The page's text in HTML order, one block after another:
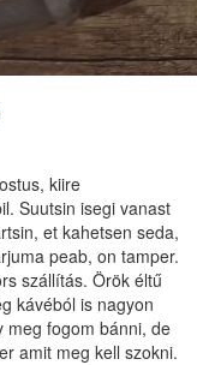
kiire
Suutsin isegi vanast
et kahetsen seda,
peab, on tamper.
szállítás. Örök éltű
kávéból is nagyon
meg fogom bánni, de
amit meg kell szokni.